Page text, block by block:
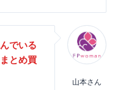
でいる
まとめ買
山本さん